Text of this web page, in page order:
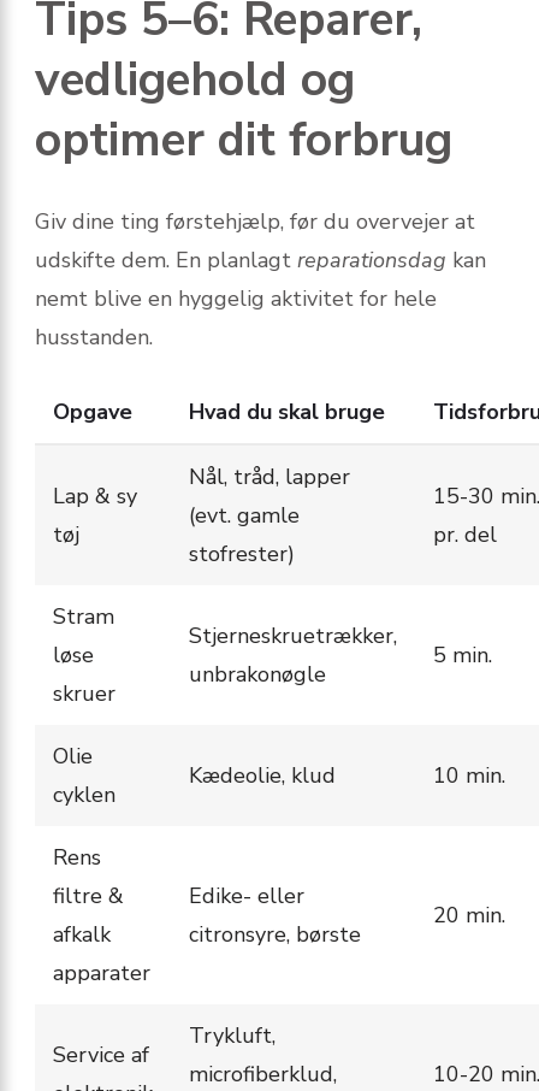
Tips 5–6: Reparer,
vedligehold og
optimer dit forbrug
Giv dine ting førstehjælp, før du overvejer at
udskifte dem. En planlagt reparationsdag kan
nemt blive en hyggelig aktivitet for hele
husstanden.
Opgave Hvad du skal bruge
Lap & sy
tøj
Nål, tråd, lapper
(evt. gamle
stofrester)
15-30 min.
pr. del
Stram
løse
skruer
Stjerneskruetrækker,
unbrakonøgle
5 min.
Olie
cyklen
Kædeolie, klud 10 min.
Rens
filtre &
afkalk
apparater
Edike- eller
citronsyre, børste
20 min.
Service af
Trykluft,
microfiberklud,
10-20 min.